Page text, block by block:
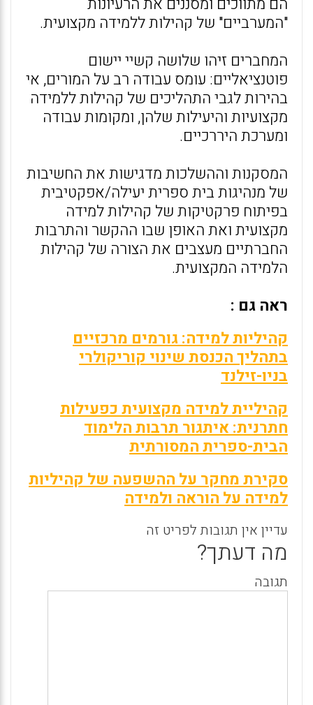
"המערביים" של קהילות ללמידה מקצועית.
המחברים זיהו שלושה קשיי יישום
פוטנציאליים: עומס עבודה רב על המורים, אי
בהירות לגבי התהליכים של קהילות ללמידה
מקצועיות והיעילות שלהן, ומקומות עבודה
ומערכת היררכיים.
המסקנות וההשלכות מדגישות את החשיבות
של מנהיגות בית ספרית יעילה/אפקטיבית
בפיתוח פרקטיקות של קהילות למידה
מקצועית ואת האופן שבו ההקשר והתרבות
החברתיים מעצבים את הצורה של קהילות
הלמידה המקצועית.
ראה גם :
קהיליות למידה: גורמים מרכזיים
בתהליך הכנסת שינוי קוריקולרי
בניו-זילנד
קהיליית למידה מקצועית כפעילות
חתרנית: איתגור תרבות הלימוד
הבית-ספרית המסורתית
סקירת מחקר על ההשפעה של קהיליות
למידה על הוראה ולמידה
עדיין אין תגובות לפריט זה
מה דעתך?
תגובה